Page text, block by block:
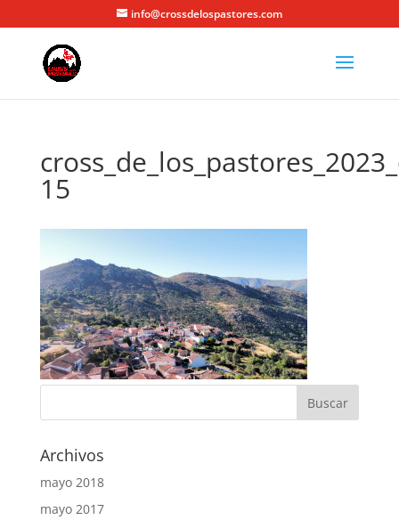
info@crossdelospastores.com
15
Archivos
mayo 2018
mayo 2017